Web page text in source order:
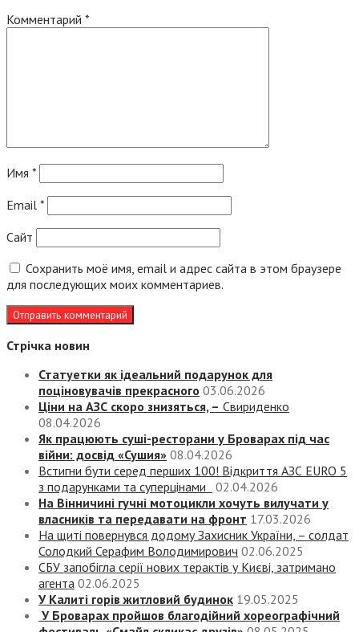
Комментарий *
Имя *
Email *
Сайт
Сохранить моё имя, email и адрес сайта в этом браузере
для последующих моих комментариев.
Стрічка новин
Статуетки як ідеальний подарунок для
поціновувачів прекрасного 03.06.2026
Ціни на АЗС скоро знизяться, – Свириденко
08.04.2026
Як працюють суші-ресторани у Броварах під час
війни: досвід «Сушия» 08.04.2026
Встигни бути серед перших 100! Відкриття АЗС EURO 5
з подарунками та суперцінами
02.04.2026
На Вінничині гучні мотоцикли хочуть вилучати у
власників та передавати на фронт 17.03.2026
На щиті повернувся додому Захисник України, – солдат
Солодкий Серафим Володимирович 02.06.2025
СБУ запобігла серії нових терактів у Києві, затримано
агента 02.06.2025
У Калиті горів житловий будинок 19.05.2025
У Броварах пройшов благодійний хореографічний